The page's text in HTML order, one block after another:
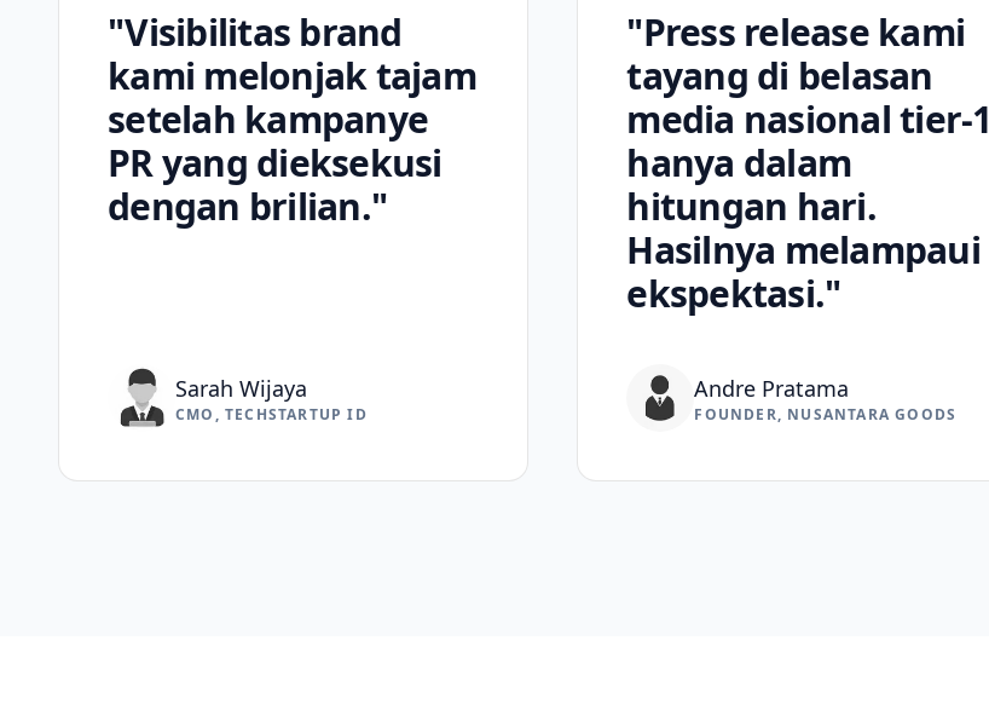
"Visibilitas brand
kami melonjak tajam
setelah kampanye
PR yang dieksekusi
dengan brilian."
Sarah Wijaya
CMO, TECHSTARTUP ID
"Press release kami
tayang di belasan
media nasional tier-1
hanya dalam
hitungan hari.
Hasilnya melampaui
ekspektasi."
Andre Pratama
FOUNDER, NUSANTARA GOODS